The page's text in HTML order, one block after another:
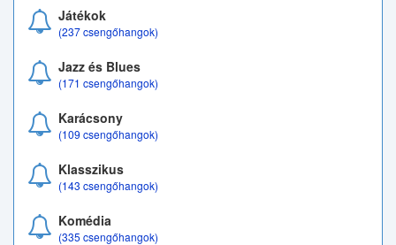
Játékok
(237 csengőhangok)
Jazz és Blues
(171 csengőhangok)
Karácsony
(109 csengőhangok)
Klasszikus
(143 csengőhangok)
Komédia
(335 csengőhangok)